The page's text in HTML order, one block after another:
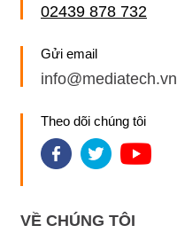
02439 878 732
Gửi email
info@mediatech.vn
Theo dõi chúng tôi
VỀ CHÚNG TÔI